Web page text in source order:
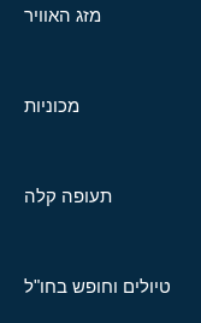
מזג האוויר
מכוניות
תעופה קלה
טיולים וחופש בחו"ל